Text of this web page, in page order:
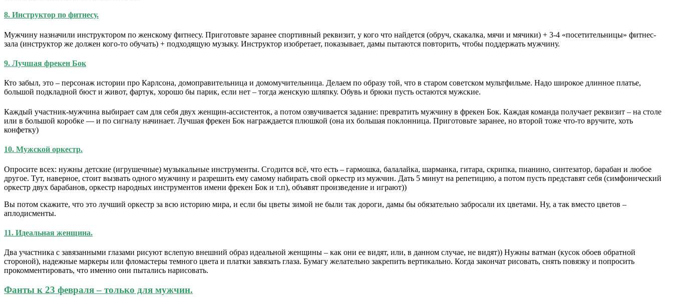
8. Инструктор по фитнесу.
Мужчину назначили инструктором по женскому фитнесу. Приготовьте заранее спортивный реквизит, у кого что найдется (обруч, скакалка, мячи и мячики) + 3-4 «посетительницы» фитнес-
зала (инструктор же должен кого-то обучать) + подходящую музыку. Инструктор изобретает, показывает, дамы пытаются повторить, чтобы поддержать мужчину.
9. Лучшая фрекен Бок
Кто забыл, это – персонаж истории про Карлсона, домоправительница и домомучительница. Делаем по образу той, что в старом советском мультфильме. Надо широкое длинное платье,
большой подкладной бюст и живот, фартук, хорошо бы парик, если нет – тогда женскую шляпку. Обувь и брюки пусть остаются мужские.
Каждый участник-мужчина выбирает сам для себя двух женщин-ассистенток, а потом озвучивается задание: превратить мужчину в фрекен Бок. Каждая команда получает реквизит – на столе
или в большой коробке — и по сигналу начинает. Лучшая фрекен Бок награждается плюшкой (она их большая поклонница. Приготовьте заранее, но второй тоже что-то вручите, хоть
конфетку)
10. Мужской оркестр.
Опросите всех: нужны детские (игрушечные) музыкальные инструменты. Сгодится всё, что есть – гармошка, балалайка, шарманка, гитара, скрипка, пианино, синтезатор, барабан и любое
другое. Тут, наверное, стоит вызвать одного мужчину и разрешить ему самому набирать свой оркестр из мужчин. Дать 5 минут на репетицию, а потом пусть представят себя (симфонический
оркестр двух барабанов, оркестр народных инструментов имени фрекен Бок и т.п), объявят произведение и играют))
Вы потом скажите, что это лучший оркестр за всю историю мира, и если бы цветы зимой не были так дороги, дамы бы обязательно забросали их цветами. Ну, а так вместо цветов –
аплодисменты.
11. Идеальная женщина.
Два участника с завязанными глазами рисуют вслепую внешний образ идеальной женщины – как они ее видят, или, в данном случае, не видят)) Нужны ватман (кусок обоев обратной
стороной), надежные маркеры или фломастеры темного цвета и платки завязать глаза. Бумагу желательно закрепить вертикально. Когда закончат рисовать, снять повязку и попросить
прокомментировать, что именно они пытались нарисовать.
Фанты к 23 февраля – только для мужчин.